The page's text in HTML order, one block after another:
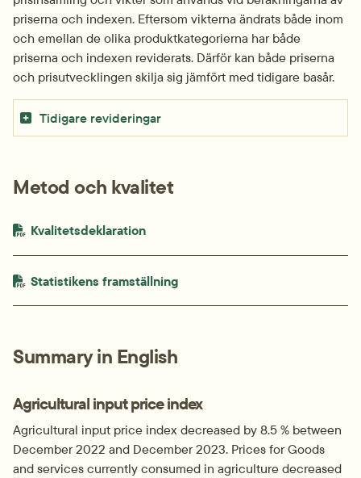
priserna och indexen. Eftersom vikterna ändrats både inom
och emellan de olika produktkategorierna har både
priserna och indexen reviderats. Därför kan både priserna
och prisutvecklingen skilja sig jämfört med tidigare basår.
Tidigare revideringar
Metod och kvalitet
PDF-fil.
Kvalitetsdeklarationpdf, 264.3 kB.
PDF-fil.
Statistikens framställningpdf, 148.3 kB.
Summary in English
Agricultural input price index
Agricultural input price index decreased by 8.5 % between
December 2022 and December 2023. Prices for Goods
and services currently consumed in agriculture decreased